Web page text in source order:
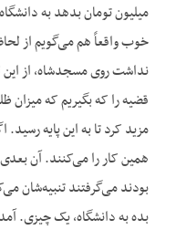
میلیون تومان بدهد به
خوب واقعاً هم می‌گویم از
نداشت روی مسجدشاه، از
قضیه را که بگیریم که میزان
مزید کرد تا به این پایه
همین کار را می‌کنند. آن
بودند می‌گرفتند تنبیه‌شان
بده به دانشگاه، یک چیزی.